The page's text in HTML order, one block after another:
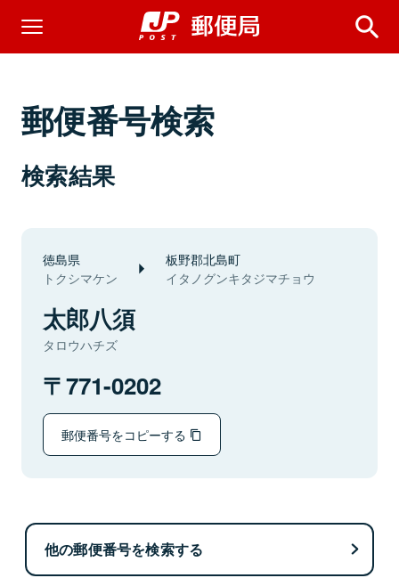
郵便番号検索
検索結果
徳島県
トクシマケン
板野郡北島町
イタノグンキタジマチョウ
太郎八須
タロウハチズ
771-0202
郵便番号をコピーする
他の郵便番号を検索する